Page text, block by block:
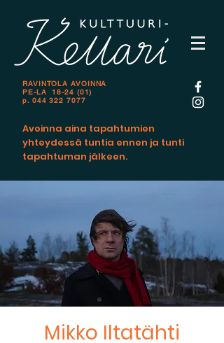
RAVINTOLA AVOINNA
PE-LA 18-24 (01)
p. 044 322 7077
Avoinna aina tapahtumien
yhteydessä tuntia ennen ja tunti
tapahtuman jälkeen.
Mikko Iltatähti